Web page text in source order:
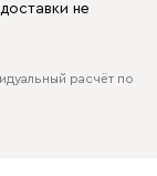
не
расчёт по